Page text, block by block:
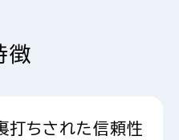
徴
打ちされた信頼性